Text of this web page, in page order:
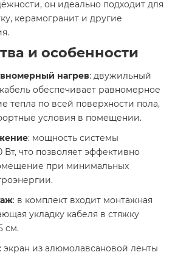
он идеально подходит для
керамогранит и другие
и особенности
нагрев: двужильный
обеспечивает равномерное
тепла по всей поверхности пола,
условия в помещении.​
: мощность системы
Вт, что позволяет эффективно
при минимальных
: в комплект входит монтажная
укладку кабеля в стяжку
см.​
: экран из алюмолавсановой ленты